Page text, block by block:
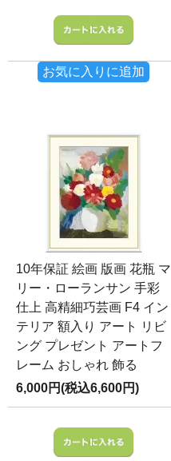
お気に入りに追加
10年保証 絵画 版画 花瓶 マ
リー・ローランサン 手彩
仕上 高精細巧芸画 F4 イン
テリア 額入り アート リビ
ング プレゼント アートフ
レーム おしゃれ 飾る
6,000円(税込6,600円)